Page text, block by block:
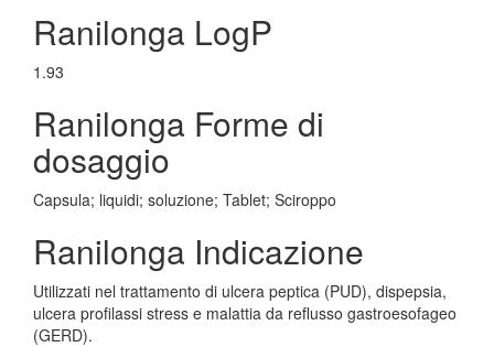
Ranilonga LogP
1.93
Ranilonga Forme di
dosaggio
Capsula; liquidi; soluzione; Tablet; Sciroppo
Ranilonga Indicazione
Utilizzati nel trattamento di ulcera peptica (PUD), dispepsia,
ulcera profilassi stress e malattia da reflusso gastroesofageo
(GERD).